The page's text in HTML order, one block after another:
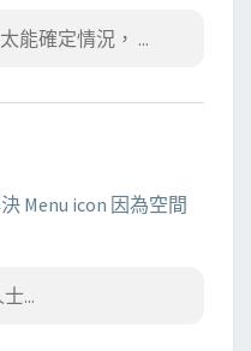
能確定情況， ...
Menu icon 因為空間
...